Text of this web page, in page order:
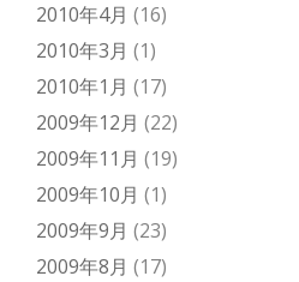
2010年4月 (16)
2010年3月 (1)
2010年1月 (17)
2009年12月 (22)
2009年11月 (19)
2009年10月 (1)
2009年9月 (23)
2009年8月 (17)